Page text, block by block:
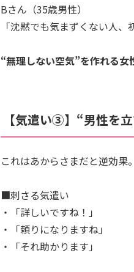
Bさん（35歳男性）
「沈黙でも気まずくない人
“無理しない空気”を作れる女
【気遣い③】“男性を
これはあからさまだと逆効果
■刺さる気遣い
・「詳しいですね！」
・「頼りになりますね」
・「それ助かります」